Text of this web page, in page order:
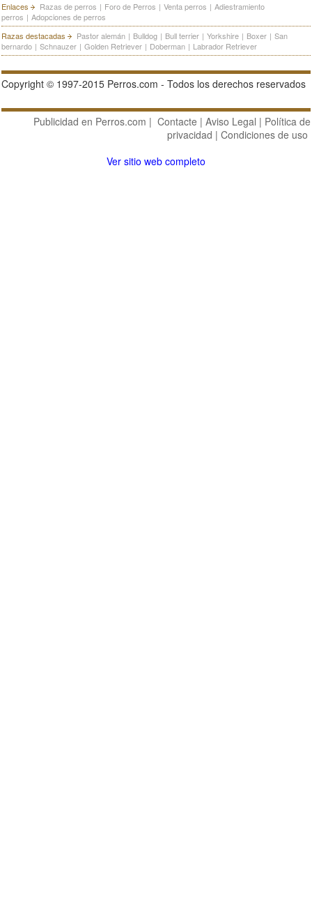
Enlaces Razas de perros | Foro de Perros | Venta perros | Adiestramiento
perros | Adopciones de perros
Razas destacadas
Pastor alemán | Bulldog | Bull terrier | Yorkshire | Boxer | San
bernardo | Schnauzer | Golden Retriever | Doberman | Labrador Retriever
Copyright © 1997-2015 Perros.com - Todos los derechos reservados
Publicidad en Perros.com | Contacte | Aviso Legal | Política de
privacidad | Condiciones de uso
Ver sitio web completo